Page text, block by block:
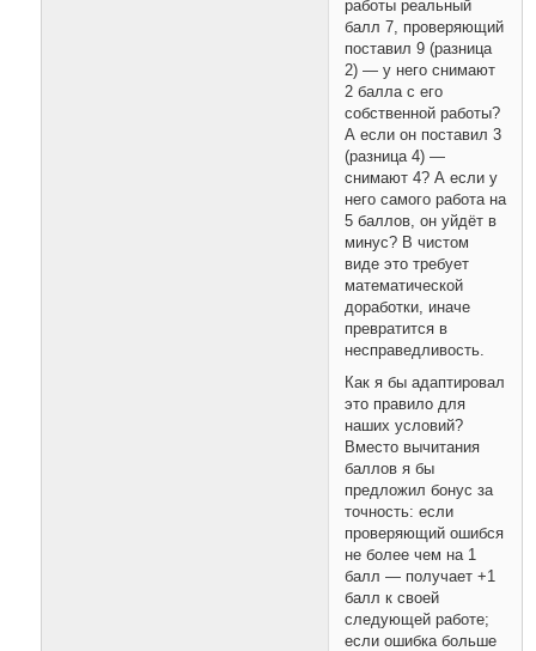
работы реальный
балл 7, проверяющий
поставил 9 (разница
2) — у него снимают
2 балла с его
собственной работы?
А если он поставил 3
(разница 4) —
снимают 4? А если у
него самого работа на
5 баллов, он уйдёт в
минус? В чистом
виде это требует
математической
доработки, иначе
превратится в
несправедливость.
Как я бы адаптировал
это правило для
наших условий?
Вместо вычитания
баллов я бы
предложил бонус за
точность: если
проверяющий ошибся
не более чем на 1
балл — получает +1
балл к своей
следующей работе;
если ошибка больше